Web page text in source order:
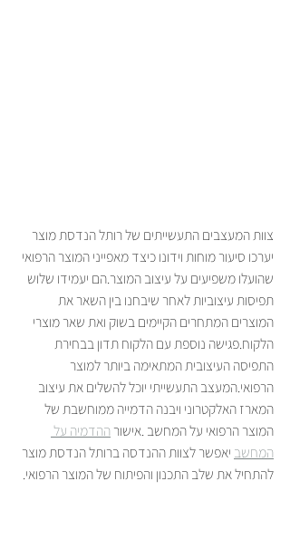
צוות המעצבים התעשייתים של רותל הנדסת מוצר
יערכו סיעור מוחות וידונו כיצד מאפייני המוצר הרפואי
שהועלו משפיעים על עיצוב המוצר.הם יעמידו שלוש
תפיסות עיצוביות לאחר שיבחנו בין השאר את
המוצרים המתחרים הקיימים בשוק ואת שאר מוצרי
הלקוח.פגישה נוספת עם הלקוח תדון בבחירת
התפיסה העיצובית המתאימה ביותר למוצר
הרפואי.המעצב התעשייתי יוכל להשלים את עיצוב
המארז האלקטרוני ויבנה הדמייה ממוחשבת של
המוצר הרפואי על המחשב .אישור ההדמיה על
המחשב יאפשר לצוות ההנדסה ברותל הנדסת מוצר
להתחיל את שלב התכנון והפיתוח של המוצר הרפואי.